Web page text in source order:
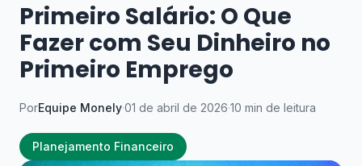
Primeiro Salário: O Que
Fazer com Seu Dinheiro no
Primeiro Emprego
PorEquipe Monely·01 de abril de 2026·10 min de leitura
Planejamento Financeiro